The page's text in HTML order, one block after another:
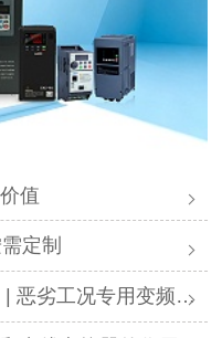
值
定制
况专用变频解决方案